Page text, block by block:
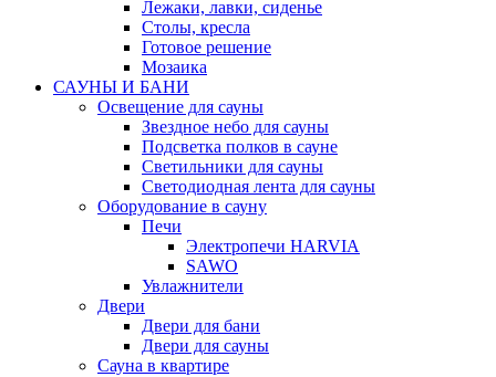
Лежаки, лавки, сиденье
Столы, кресла
Готовое решение
Мозаика
САУНЫ И БАНИ
Освещение для сауны
Звездное небо для сауны
Подсветка полков в сауне
Светильники для сауны
Светодиодная лента для сауны
Оборудование в сауну
Печи
Электропечи HARVIA
SAWO
Увлажнители
Двери
Двери для бани
Двери для сауны
Сауна в квартире